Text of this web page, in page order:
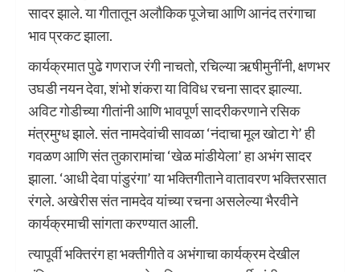
सादर झाले. या गीतातून अलौकिक पूजेचा आणि आनंद तरंगाचा
भाव प्रकट झाला.
कार्यक्रमात पुढे गणराज रंगी नाचतो, रचिल्या ऋषीमुनींनी, क्षणभर
उघडी नयन देवा, शंभो शंकरा या विविध रचना सादर झाल्या.
अविट गोडीच्या गीतांनी आणि भावपूर्ण सादरीकरणाने रसिक
मंत्रमुग्ध झाले. संत नामदेवांची सावळा ‘नंदाचा मूल खोटा गे’ ही
गवळण आणि संत तुकारामांचा ‘खेळ मांडीयेला’ हा अभंग सादर
झाला. ‘आधी देवा पांडुरंगा’ या भक्तिगीताने वातावरण भक्तिरसात
रंगले. अखेरीस संत नामदेव यांच्या रचना असलेल्या भैरवीने
कार्यक्रमाची सांगता करण्यात आली.
त्यापूर्वी भक्तिरंग हा भक्तीगीते व अभंगाचा कार्यक्रम देखील